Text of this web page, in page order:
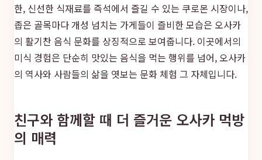
한, 신선한 식재료를 즉석에서 즐길 수 있는 쿠로몬 시장이나,
좁은 골목마다 개성 넘치는 가게들이 즐비한 모습은 오사카
의 활기찬 음식 문화를 상징적으로 보여줍니다. 이곳에서의
미식 경험은 단순히 맛있는 음식을 먹는 행위를 넘어, 오사카
의 역사와 사람들의 삶을 엿보는 문화 체험 그 자체입니다.
친구와 함께할 때 더 즐거운 오사카 먹방
의 매력